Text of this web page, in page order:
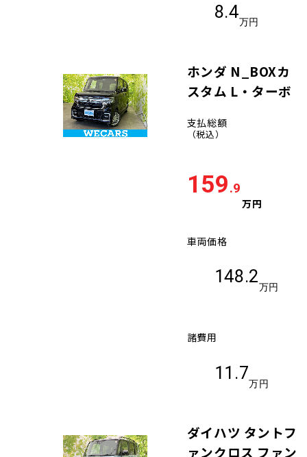
8.4
万円
ホンダ N_BOXカ
スタム L・ターボ
支払総額
（税込）
159.9
万円
車両価格
148.2
万円
諸費用
11.7
万円
ダイハツ タントフ
ァンクロス ファン